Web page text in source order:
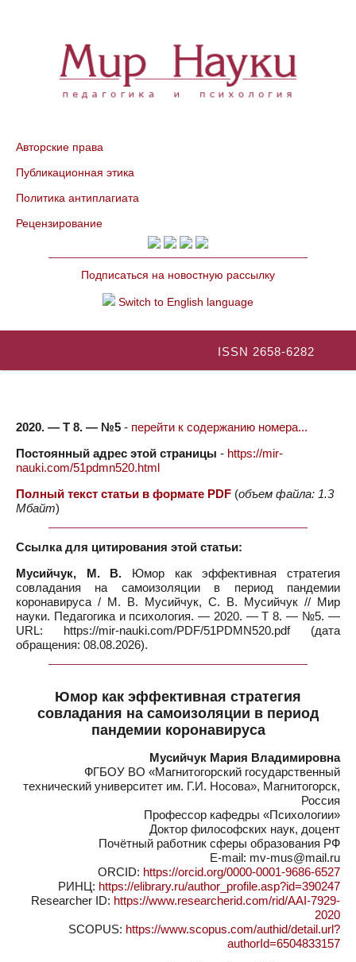
Авторские права
Публикационная этика
Политика антиплагиата
Рецензирование
Подписаться на новостную рассылку
Switch to English language
ISSN 2658-6282
2020. — Т 8. — №5 - перейти к содержанию номера...
Постоянный адрес этой страницы - https://mir-
nauki.com/51pdmn520.html
Полный текст статьи в формате PDF (объем файла: 1.3
Мбайт)
Ссылка для цитирования этой статьи:
Мусийчук, М. В. Юмор как эффективная стратегия
совладания на самоизоляции в период пандемии
коронавируса / М. В. Мусийчук, С. В. Мусийчук // Мир
науки. Педагогика и психология. — 2020. — Т 8. — №5. —
URL: https://mir-nauki.com/PDF/51PDMN520.pdf (дата
обращения: 08.08.2026).
Юмор как эффективная стратегия
совладания на самоизоляции в период
пандемии коронавируса
Мусийчук Мария Владимировна
ФГБОУ ВО «Магнитогорский государственный
технический университет им. Г.И. Носова», Магнитогорск,
Россия
Профессор кафедры «Психологии»
Доктор философских наук, доцент
Почётный работник сферы образования РФ
E-mail: mv-mus@mail.ru
ORCID: https://orcid.org/0000-0001-9686-6527
РИНЦ: https://elibrary.ru/author_profile.asp?id=390247
Researcher ID: https://www.researcherid.com/rid/AAI-7929-
2020
SCOPUS: https://www.scopus.com/authid/detail.url?
authorId=6504833157